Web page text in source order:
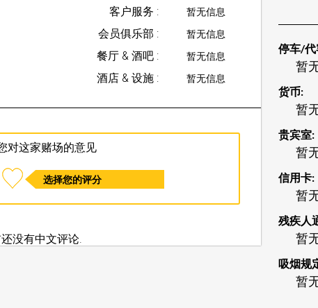
暂无信息
暂无信息
暂无信息
暂无信息
客户服务 :
会员俱乐部 :
餐厅 & 酒吧 :
酒店 & 设施 :
对这家赌场的意见
选择您的评分
没有中文评论.
停车/代
暂
货币:
暂
贵宾室:
暂
信用卡:
暂
残疾人
暂
吸烟规
暂